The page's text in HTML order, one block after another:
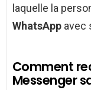
laquelle la
WhatsApp avec
Comment
Messenger